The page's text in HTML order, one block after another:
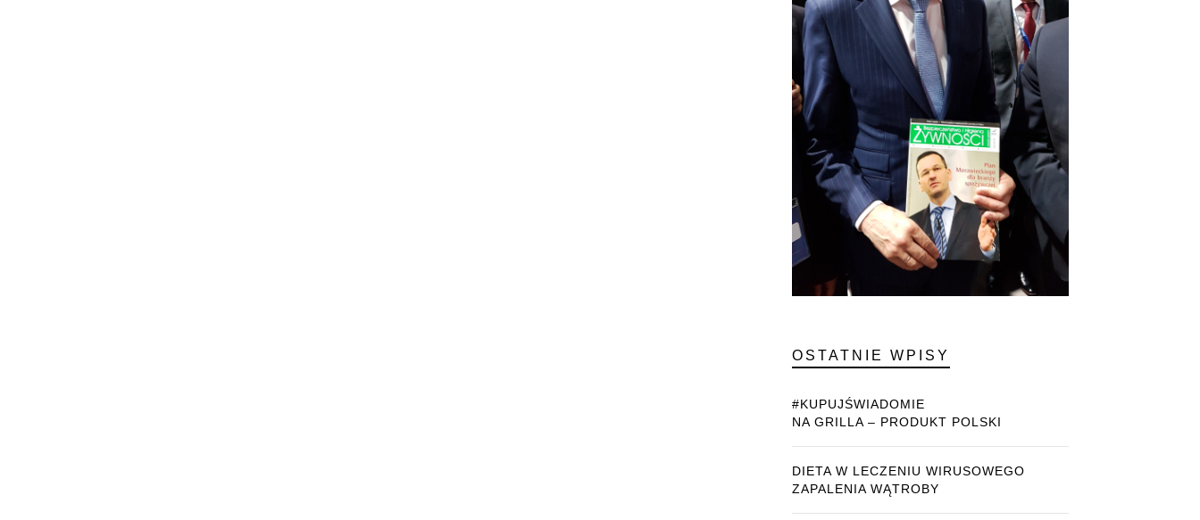
OSTATNIE WPISY
#KUPUJŚWIADOMIE
NA GRILLA – PRODUKT POLSKI
DIETA W LECZENIU WIRUSOWEGO
ZAPALENIA WĄTROBY